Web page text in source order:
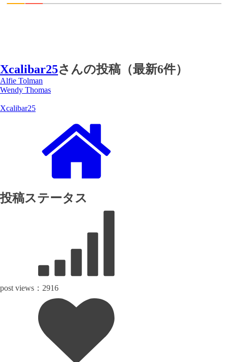
Xcalibar25さんの投稿（最新6件）
Alfie Tolman
Wendy Thomas
Xcalibar25
投稿ステータス
post views： 2916